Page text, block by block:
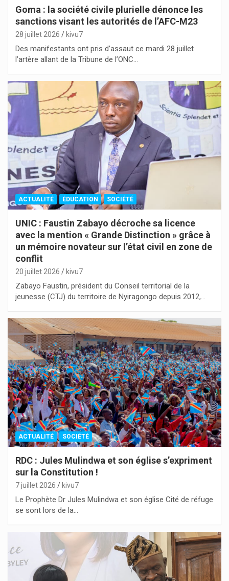
Goma : la société civile plurielle dénonce les
sanctions visant les autorités de l’AFC-M23
28 juillet 2026 kivu7
Des manifestants ont pris d’assaut ce mardi 28 juillet
l’artère allant de la Tribune de l’ONC…
ACTUALITÉ ÉDUCATION SOCIÉTÉ
UNIC : Faustin Zabayo décroche sa licence
avec la mention « Grande Distinction » grâce à
un mémoire novateur sur l’état civil en zone de
conflit
20 juillet 2026 kivu7
Zabayo Faustin, président du Conseil territorial de la
jeunesse (CTJ) du territoire de Nyiragongo depuis 2012,…
ACTUALITÉ SOCIÉTÉ
RDC : Jules Mulindwa et son église s’expriment
sur la Constitution !
7 juillet 2026 kivu7
Le Prophète Dr Jules Mulindwa et son église Cité de réfuge
se sont lors de la…